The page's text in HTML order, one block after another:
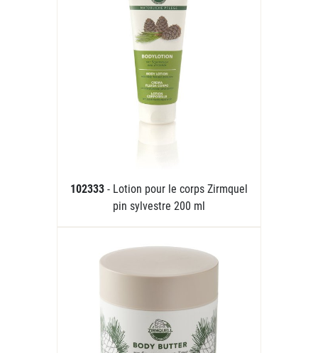
102333 - Lotion pour le corps Zirmquel
pin sylvestre 200 ml